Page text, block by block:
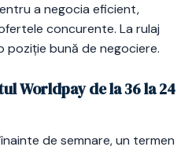
a negocia eficient,
concurente. La rulaj
bună de negociere.
Worldpay de la 36 la 24
de semnare, un termen